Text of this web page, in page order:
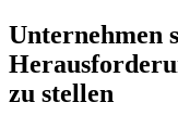
Unternehmen
zu stellen